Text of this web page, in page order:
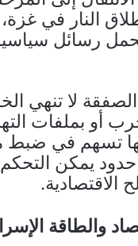
النار في
رسائل
لا تنهي
أو بملفات
تسهم في ضبط
يمكن
الاقتصادية.
والطاقة